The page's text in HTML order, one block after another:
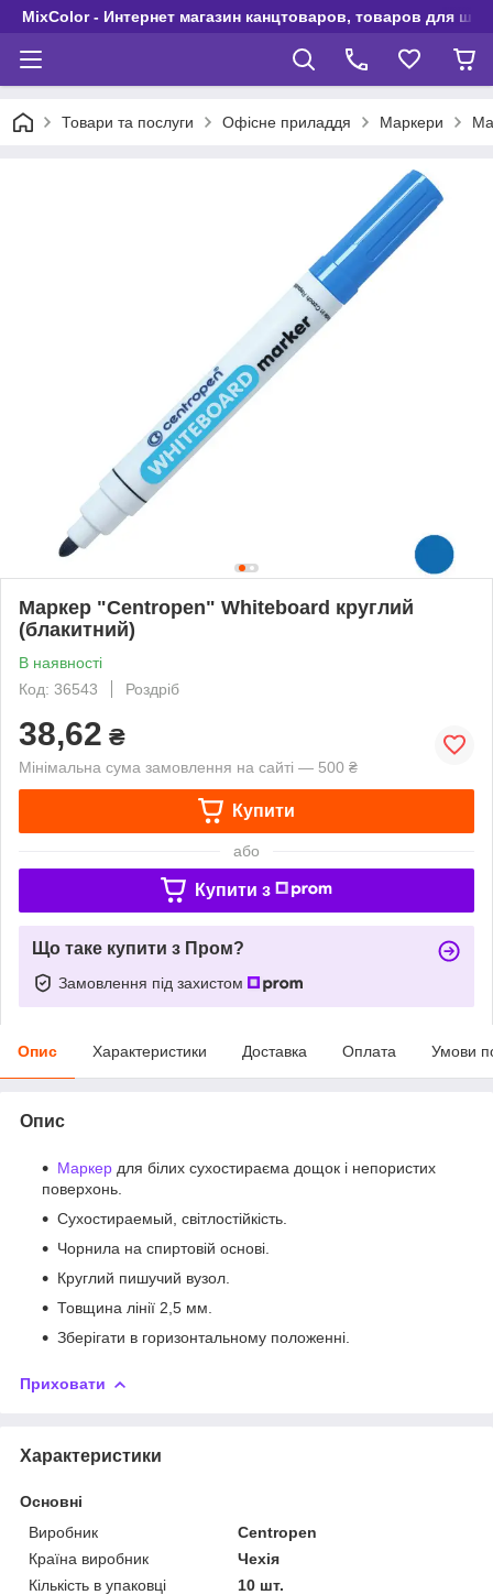
MixColor - Интернет магазин канцтоваров, товаров для
Товари та послуги Офісне приладдя Маркери
Маркер "Centropen" Whiteboard круглий
(блакитний)
В наявності
Код: 36543
Роздріб
38,62 ₴
Мінімальна сума замовлення на сайті — 500 ₴
Купити
або
Купити з
Що таке купити з Пром?
Замовлення під захистом
Опис Характеристики Доставка Оплата Умови
Опис
Маркер для білих сухостираєма дощок і непористих
поверхонь.
Сухостираемый, світлостійкість.
Чорнила на спиртовій основі.
Круглий пишучий вузол.
Товщина лінії 2,5 мм.
Зберігати в горизонтальному положенні.
Приховати
Характеристики
Основні
Виробник
Centropen
Країна виробник
Чехія
Кількість в упаковці
10 шт.